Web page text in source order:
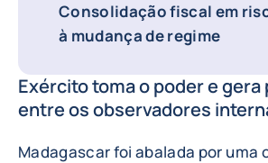
Consolidação fiscal em
à mudança de regime
Exército toma o poder e
entre os observadores
Madagascar foi abalada por uma